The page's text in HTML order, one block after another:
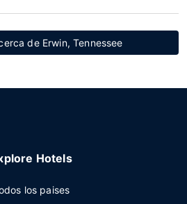
de Erwin, Tennessee
Hotels
los paises